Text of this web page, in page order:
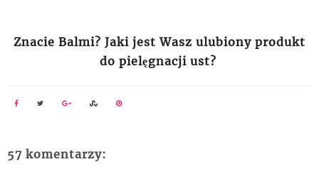
Znacie Balmi? Jaki jest Wasz ulubiony produkt
do pielęgnacjiust?
57 komentarzy: